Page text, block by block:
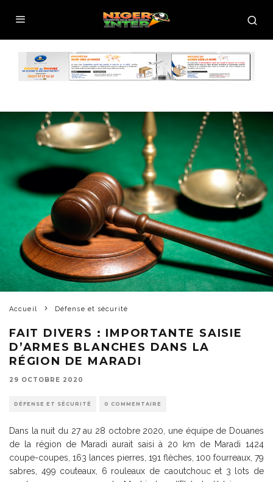
Accueil Défense et sécurité
FAIT DIVERS : IMPORTANTE SAISIE
D’ARMES BLANCHES DANS LA
RÉGION DE MARADI
29 OCTOBRE 2020
DÉFENSE ET SÉCURITÉ 0 COMMENTAIRE
Dans la nuit du 27 au 28 octobre 2020, une équipe de Douanes
de la région de Maradi aurait saisi à 20 km de Maradi 1424
coupe-coupes, 163 lances pierres, 191 flèches, 100 fourreaux, 79
sabres, 499 couteaux, 6 rouleaux de caoutchouc et 3 lots de